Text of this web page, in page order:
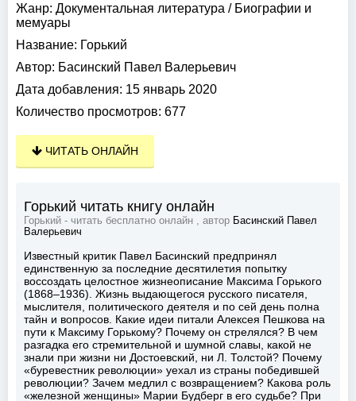
Жанр: Документальная литература / Биографии и
мемуары
Название: Горький
Автор: Басинский Павел Валерьевич
Дата добавления: 15 январь 2020
Количество просмотров: 677
ЧИТАТЬ ОНЛАЙН
Горький читать книгу онлайн
Горький - читать бесплатно онлайн , автор Басинский Павел
Валерьевич
Известный критик Павел Басинский предпринял
единственную за последние десятилетия попытку
воссоздать целостное жизнеописание Максима Горького
(1868–1936). Жизнь выдающегося русского писателя,
мыслителя, политического деятеля и по сей день полна
тайн и вопросов. Какие идеи питали Алексея Пешкова на
пути к Максиму Горькому? Почему он стрелялся? В чем
разгадка его стремительной и шумной славы, какой не
знали при жизни ни Достоевский, ни Л. Толстой? Почему
«буревестник революции» уехал из страны победившей
революции? Зачем медлил с возвращением? Какова роль
«железной женщины» Марии Будберг в его судьбе? При